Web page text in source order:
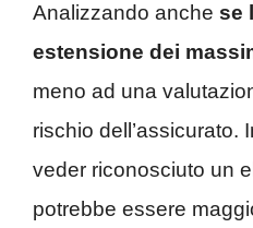
Analizzando anche se
estensione dei
meno ad una
rischio dell’assicurato.
veder riconosciuto un
potrebbe essere